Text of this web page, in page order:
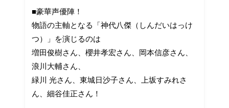
■豪華声優陣！
物語の主軸となる「神代八傑（しんだいはっけ
つ）」を演じるのは
増田俊樹さん、櫻井孝宏さん、岡本信彦さん、
浪川大輔さん、
緑川 光さん、東城日沙子さん、上坂すみれさ
ん、細谷佳正さん！